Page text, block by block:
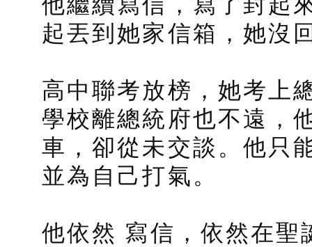
起丟到她家信箱，她沒
高中聯考放榜，她考上
學校離總統府也不遠，
車，卻從未交談。他只
並為自己打氣。
他依然 寫信，依然在